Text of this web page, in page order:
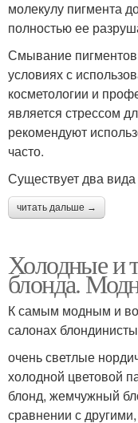
молекулу пигмента
полностью ее
Смывание
условиях с
косметологии и
является стрессом
рекомендуют
часто.
Существует два
читать дальше →
Холодные и
блонда.
К самым модным и
салонах
очень светлые
холодной цветовой
блонд, жемчужный
сравнении с